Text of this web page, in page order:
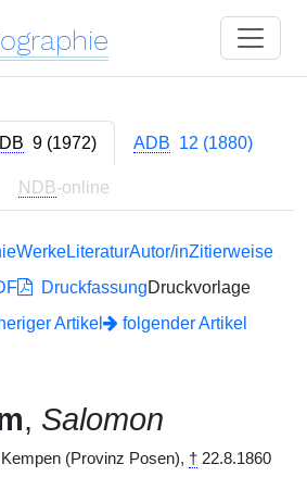
9 (1972) ADB 12 (1880)
NDB-online
WerkeLiteraturAutor/inZitierweise
DruckfassungDruckvorlage
Artikel folgender Artikel
, Salomon
(Provinz Posen), † 22.8.1860